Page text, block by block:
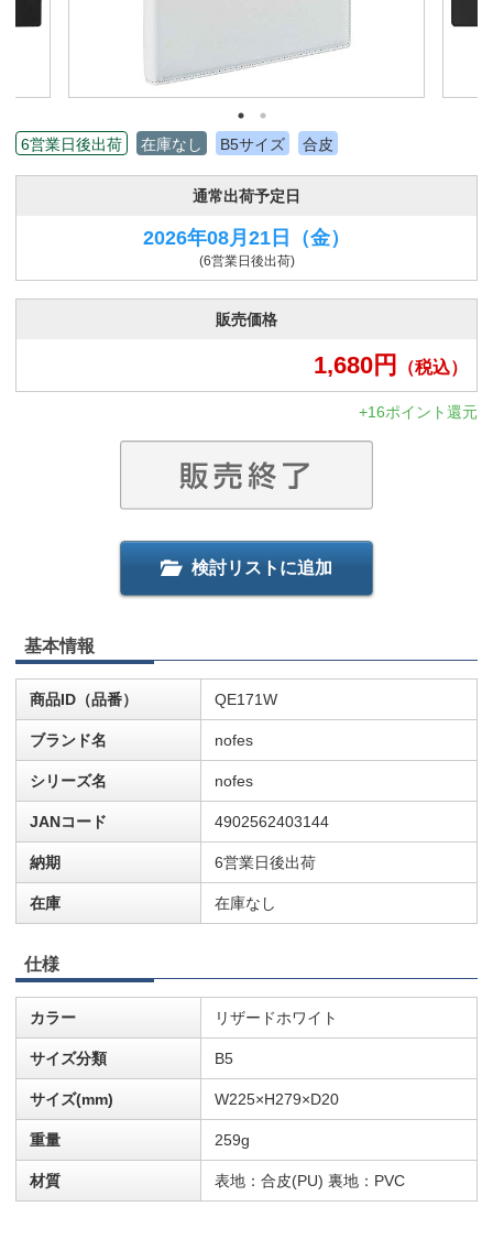
6営業日後出荷 在庫なし B5サイズ 合皮
通常出荷予定日
2026年08月21日 （金）
(6営業日後出荷)
販売価格
1,680円 （税込）
+16ポイント還元
検討リストに追加
基本情報
商品ID（品番） QE171W
ブランド名 nofes
シリーズ名 nofes
JANコード 4902562403144
納期 6営業日後出荷
在庫 在庫なし
仕様
カラー リザードホワイト
サイズ分類 B5
サイズ(mm) W225×H279×D20
重量 259g
材質 表地：合皮(PU) 裏地：PVC